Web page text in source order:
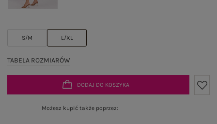
S/M L/XL
TABELA ROZMIARÓW
DODAJ DO KOSZYKA
Możesz kupić także poprzez: